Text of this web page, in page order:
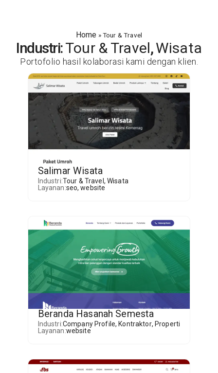
Home »Tour & Travel
Industri:Tour & Travel,Wisata
Portofolio hasil kolaborasi kami dengan klien.
Salimar Wisata
Industri:Tour & Travel , Wisata
Layanan:seo,website
Beranda Hasanah Semesta
Industri:Company Profile, Kontraktor, Properti
Layanan:website